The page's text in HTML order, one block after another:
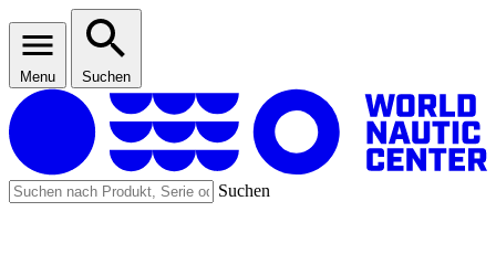
Menu Suchen
Suchen